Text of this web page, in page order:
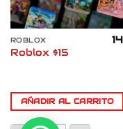
ROBLOX
Roblox $15
AÑADIR AL CARRITO